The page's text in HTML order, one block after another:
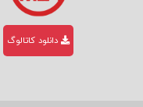
دانلود کاتالوگ